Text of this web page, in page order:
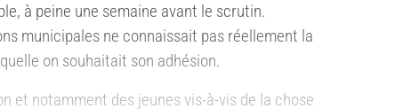
à peine une semaine avant le scrutin.
municipales ne connaissait pas réellement la
on souhaitait son adhésion.
et notamment des jeunes vis-à-vis de la chose